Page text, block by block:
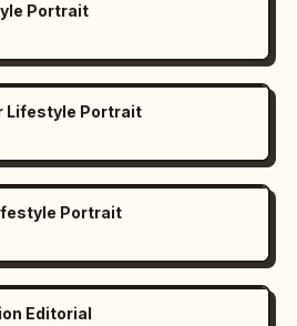
Portrait
Lifestyle Portrait
Portrait
Editorial